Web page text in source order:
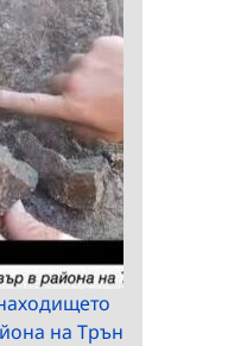
на Трън